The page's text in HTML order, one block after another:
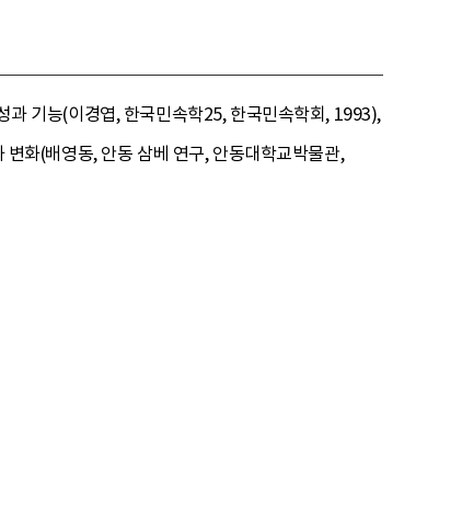
기능(이경엽, 한국민속학25, 한국민속학회, 1993),
화(배영동, 안동 삼베 연구, 안동대학교박물관,